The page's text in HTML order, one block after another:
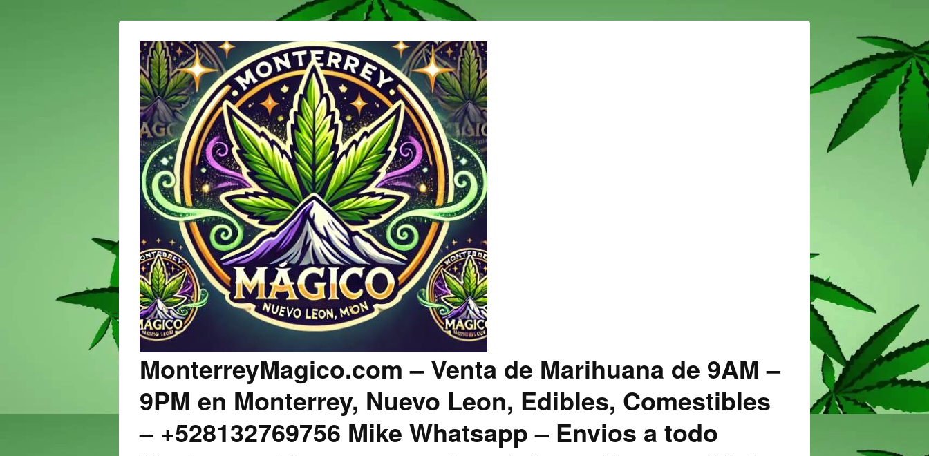
MonterreyMagico.com – Venta de Marihuana de 9AM –
9PM en Monterrey, Nuevo Leon, Edibles, Comestibles
– +528132769756 Mike Whatsapp – Envios a todo